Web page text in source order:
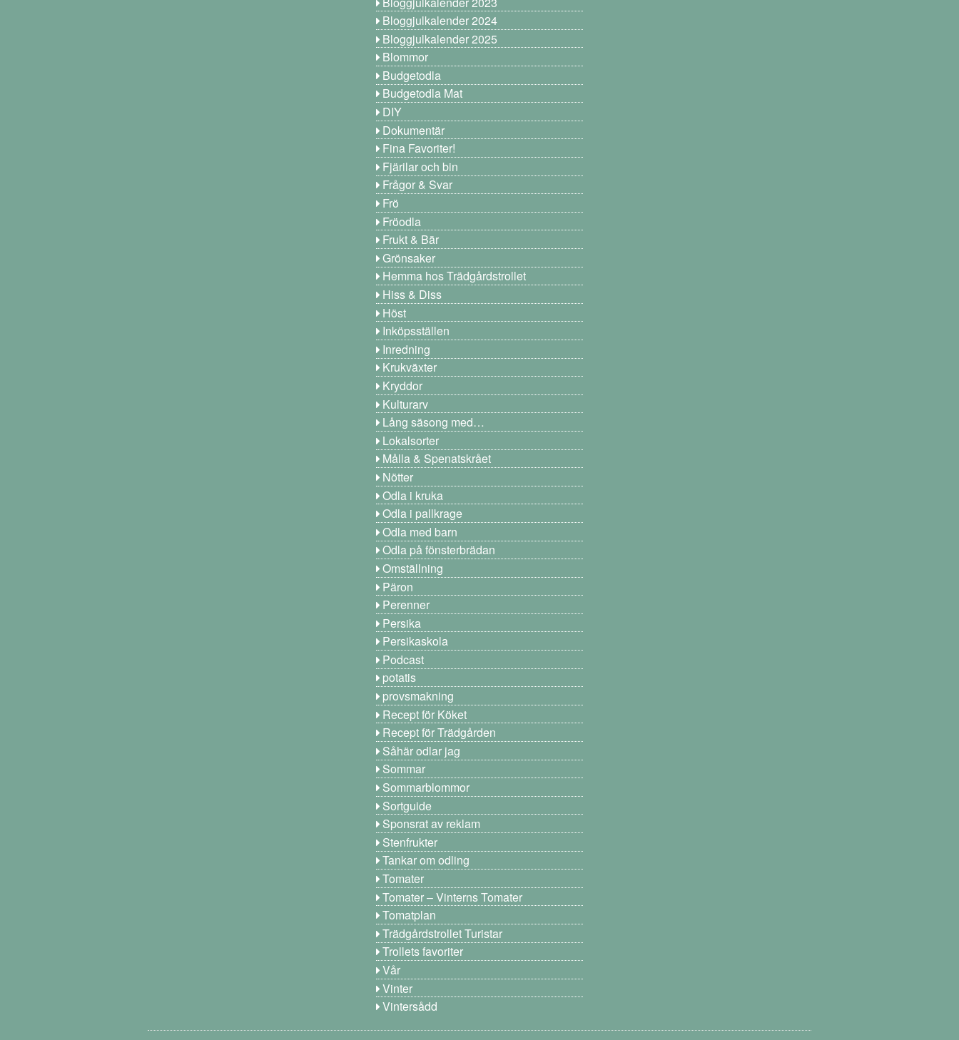
Bloggjulkalender 2024
Bloggjulkalender 2025
Blommor
Budgetodla
Budgetodla Mat
DIY
Dokumentär
Fina Favoriter!
Fjärilar och bin
Frågor & Svar
Frö
Fröodla
Frukt & Bär
Grönsaker
Hemma hos Trädgårdstrollet
Hiss & Diss
Höst
Inköpsställen
Inredning
Krukväxter
Kryddor
Kulturarv
Lång säsong med…
Lokalsorter
Målla & Spenatskrået
Nötter
Odla i kruka
Odla i pallkrage
Odla med barn
Odla på fönsterbrädan
Omställning
Päron
Perenner
Persika
Persikaskola
Podcast
potatis
provsmakning
Recept för Köket
Recept för Trädgården
Såhär odlar jag
Sommar
Sommarblommor
Sortguide
Sponsrat av reklam
Stenfrukter
Tankar om odling
Tomater
Tomater – Vinterns Tomater
Tomatplan
Trädgårdstrollet Turistar
Trollets favoriter
Vår
Vinter
Vintersådd